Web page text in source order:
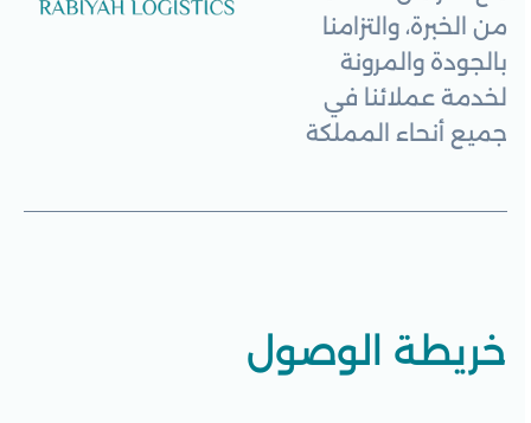
من الخبرة، والتزامنا
بالجودة والمرونة
لخدمة عملائنا في
جميع أنحاء المملكة
خريطة الوصول